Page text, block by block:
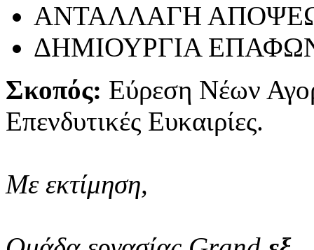
ΑΝΤΑΛΛΑΓΗ
ΔΗΜΙΟΥΡΓΙΑ
Σκοπός: Εύρεση Νέων
Επενδυτικές Ευκαιρίες.
Με εκτίμηση,